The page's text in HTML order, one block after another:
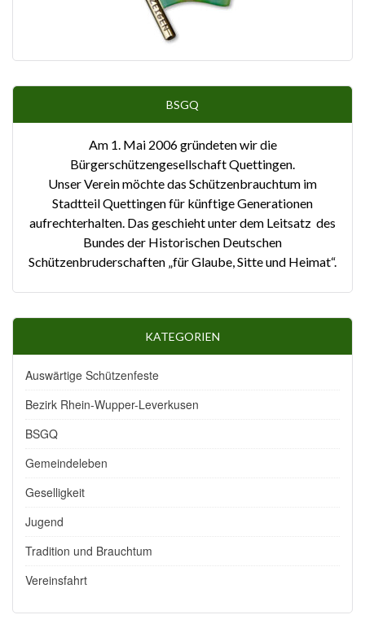
BSGQ
Am 1. Mai 2006 gründeten wir die
Bürgerschützengesellschaft Quettingen.
Unser Verein möchte das Schützenbrauchtum im
Stadtteil Quettingen für künftige Generationen
aufrechterhalten. Das geschieht unter dem Leitsatz des
Bundes der Historischen Deutschen
Schützenbruderschaften „für Glaube, Sitte und Heimat“.
KATEGORIEN
Auswärtige Schützenfeste
Bezirk Rhein-Wupper-Leverkusen
BSGQ
Gemeindeleben
Geselligkeit
Jugend
Tradition und Brauchtum
Vereinsfahrt